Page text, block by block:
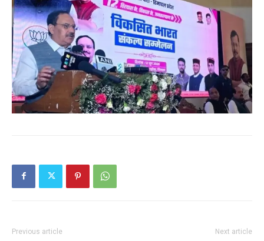
Previous article Next article